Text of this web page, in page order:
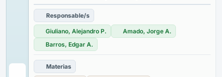
Responsable/s
Giuliano, Alejandro P.
Amado, Jorge A.
Barros, Edgar A.
Materias